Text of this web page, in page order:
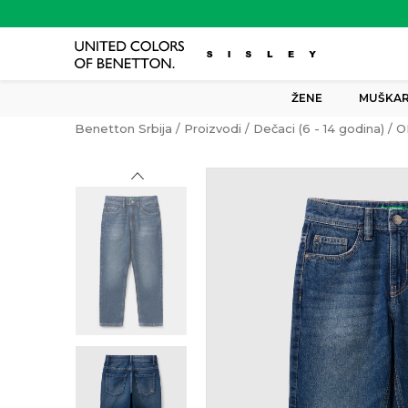
ŽENE
Benetton Srbija Proizvodi Dečaci (6 - 14 godina)